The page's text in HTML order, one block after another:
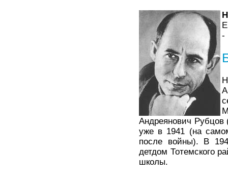
-
Андреянович Рубцов
уже в 1941 (на
после войны). В
детдом Тотемского
школы.